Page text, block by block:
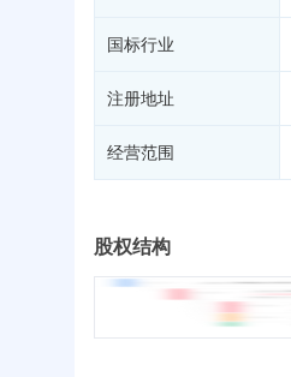
国标行业
注册地址
经营范围
股权结构